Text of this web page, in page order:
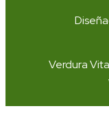
Verdura